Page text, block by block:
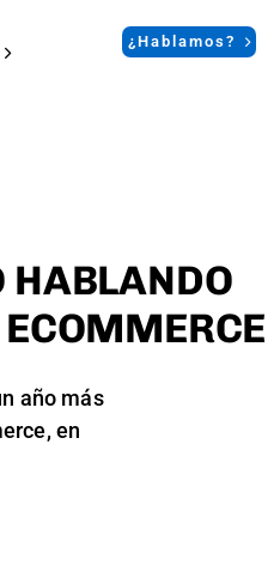
¿Hablamos?
HABLANDO
año más
en